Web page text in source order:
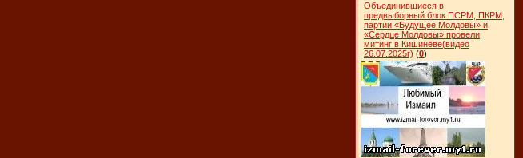
Объединившиеся в
предвыборный блок ПСРМ, ПКРМ,
партии «Будущее Молдовы» и
«Сердце Молдовы» провели
митинг в Кишинёве(видео
26.07.2025г) (0)